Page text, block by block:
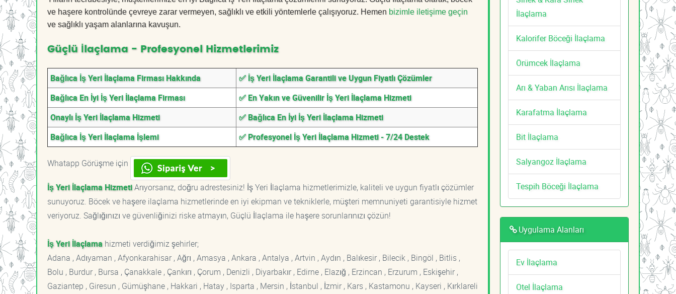
ve haşere kontrolünde çevreye zarar vermeyen, sağlıklı ve etkili yöntemlerle çalışıyoruz. Hemen bizimle iletişime geçin
ve sağlıklı yaşam alanlarına kavuşun.
Güçlü İlaçlama - Profesyonel Hizmetlerimiz
Bağlıca İş Yeri İlaçlama Firması Hakkında
✅ İş Yeri İlaçlama Garantili ve Uygun Fiyatlı Çözümler
Bağlıca En İyi İş Yeri İlaçlama Firması
✅ En Yakın ve Güvenilir İş Yeri İlaçlama Hizmeti
Onaylı İş Yeri İlaçlama Hizmeti
✅ Bağlıca En İyi İş Yeri İlaçlama Hizmeti
Bağlıca İş Yeri İlaçlama İşlemi
✅ Profesyonel İş Yeri İlaçlama Hizmeti - 7/24 Destek
Whatapp Görüşme için
İş Yeri İlaçlama HizmetiArıyorsanız, doğru adrestesiniz! İş Yeri İlaçlama hizmetlerimizle, kaliteli ve uygun fiyatlı çözümler
sunuyoruz. Böcek ve haşere ilaçlama hizmetlerinde en iyi ekipman ve tekniklerle, müşteri memnuniyeti garantisiyle hizmet
veriyoruz. Sağlığınızı ve güvenliğinizi riske atmayın, Güçlü İlaçlama ile haşere sorunlarınızı çözün!
İş Yeri İlaçlama hizmeti verdiğimiz şehirler;
Adana , Adıyaman , Afyonkarahisar , Ağrı , Amasya , Ankara , Antalya , Artvin , Aydın , Balıkesir , Bilecik , Bingöl , Bitlis ,
Bolu , Burdur , Bursa , Çanakkale , Çankırı , Çorum , Denizli , Diyarbakır , Edirne , Elazığ , Erzincan , Erzurum , Eskişehir ,
Gaziantep , Giresun , Gümüşhane , Hakkari , Hatay , Isparta , Mersin , İstanbul , İzmir , Kars , Kastamonu , Kayseri , Kırklareli
İlaçlama
Kalorifer Böceği İlaçlama
Örümcek İlaçlama
Arı & Yaban Arısı İlaçlama
Karafatma İlaçlama
Bit İlaçlama
Salyangoz İlaçlama
Tespih Böceği İlaçlama
Uygulama Alanları
Ev İlaçlama
Otel İlaçlama